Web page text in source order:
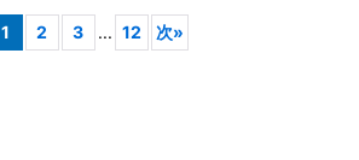
1 2 3 ... 12 次»